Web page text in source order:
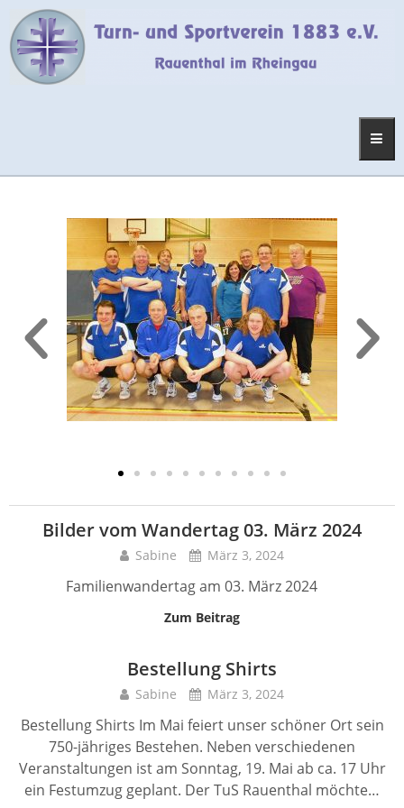
Bilder vom Wandertag 03. März 2024
Sabine März 3, 2024
Familienwandertag am 03. März 2024
Zum Beitrag
Bestellung Shirts
Sabine März 3, 2024
Bestellung Shirts Im Mai feiert unser schöner Ort sein
750-jähriges Bestehen. Neben verschiedenen
Veranstaltungen ist am Sonntag, 19. Mai ab ca. 17 Uhr
ein Festumzug geplant. Der TuS Rauenthal möchte…